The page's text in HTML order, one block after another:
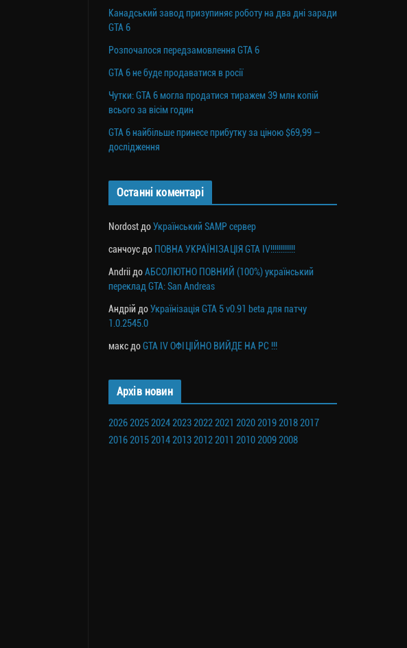
Канадський завод призупиняє роботу на два дні заради
GTA 6
Розпочалося передзамовлення GTA 6
GTA 6 не буде продаватися в росії
Чутки: GTA 6 могла продатися тиражем 39 млн копій
всього за вісім годин
GTA 6 найбільше принесе прибутку за ціною $69,99 —
дослідження
Останні коментарі
Nordost доУкраїнський SAMP сервер
санчоус до ПОВНА УКРАЇНІЗАЦІЯ GTA IV!!!!!!!!!!!!
Andrii доАБСОЛЮТНО ПОВНИЙ (100%) український
переклад GTA: San Andreas
Андрій доУкраїнізація GTA 5 v0.91 beta для патчу
1.0.2545.0
макс доGTA IV ОФІЦІЙНО ВИЙДЕ НА PC !!!
Архів новин
202620252024202320222021 2020201920182017
201620152014201320122011 201020092008